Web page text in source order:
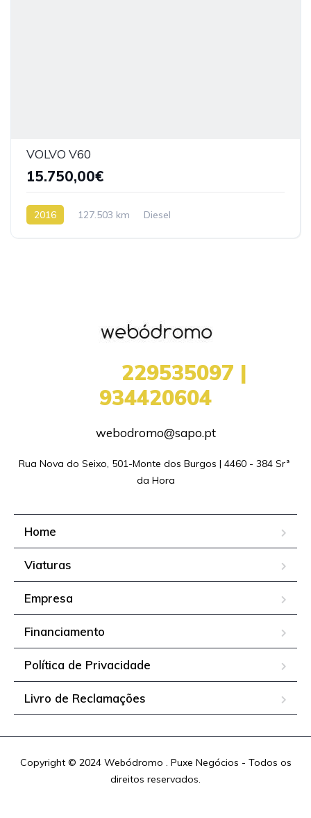
VOLVO V60
15.750,00€
2016 127.503 km Diesel
229535097 |
934420604
webodromo@sapo.pt
Rua Nova do Seixo, 501-Monte dos Burgos | 4460 - 384 Srª
da Hora
Home
Viaturas
Empresa
Financiamento
Política de Privacidade
Livro de Reclamações
Copyright © 2024 Webódromo . Puxe Negócios - Todos os
direitos reservados.